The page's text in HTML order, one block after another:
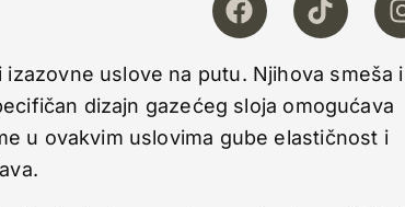
uslove na putu. Njihova smeša i
dizajn gazećeg sloja omogućava
u ovakvim uslovima gube elastičnost i